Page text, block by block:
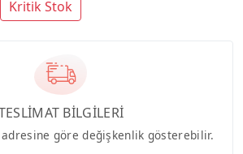
Kritik Stok
BİLGİLERİ
göre değişkenlik gösterebilir.